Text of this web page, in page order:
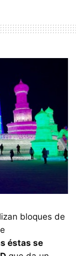
bloques de
éstas se